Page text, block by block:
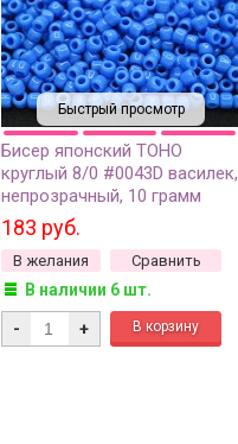
Быстрый просмотр
Бисер японский TOHO
круглый 8/0 #0043D василек,
непрозрачный, 10 грамм
183 руб.
В желания Сравнить
В наличии 6 шт.
- +